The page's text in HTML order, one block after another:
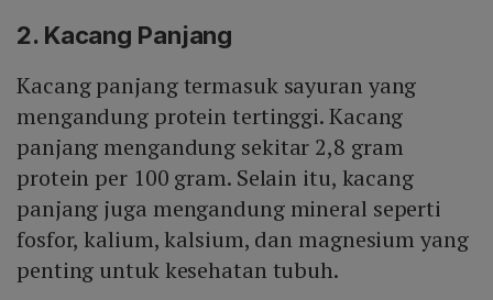
2. Kacang Panjang
Kacang panjang termasuk sayuran yang
mengandung protein tertinggi. Kacang
panjang mengandung sekitar 2,8 gram
protein per 100 gram. Selain itu, kacang
panjang juga mengandung mineral seperti
fosfor, kalium, kalsium, dan magnesium yang
penting untuk kesehatan tubuh.